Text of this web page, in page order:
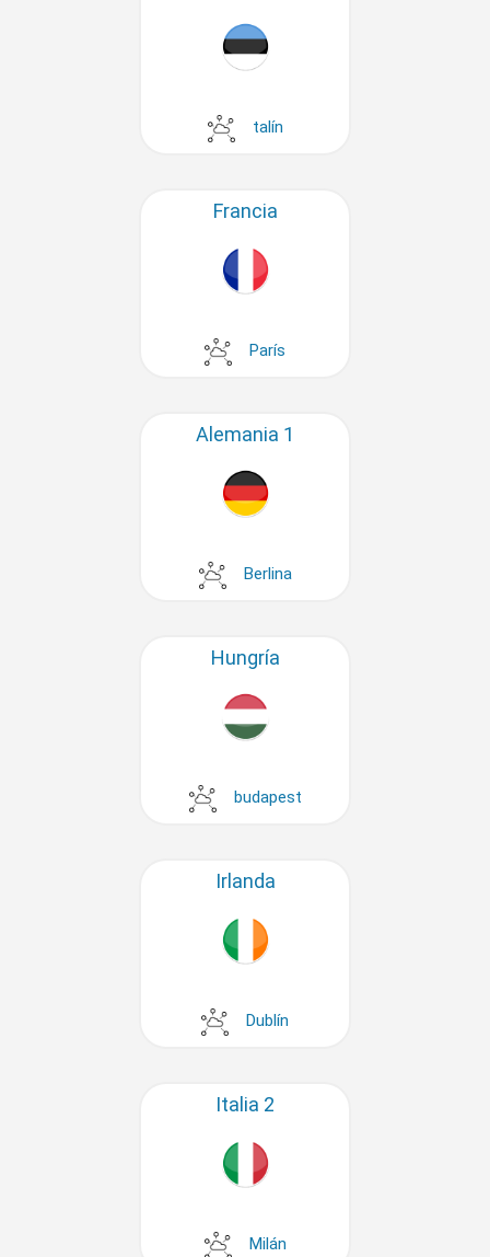
talín
Francia
París
Alemania 1
Berlina
Hungría
budapest
Irlanda
Dublín
Italia 2
Milán